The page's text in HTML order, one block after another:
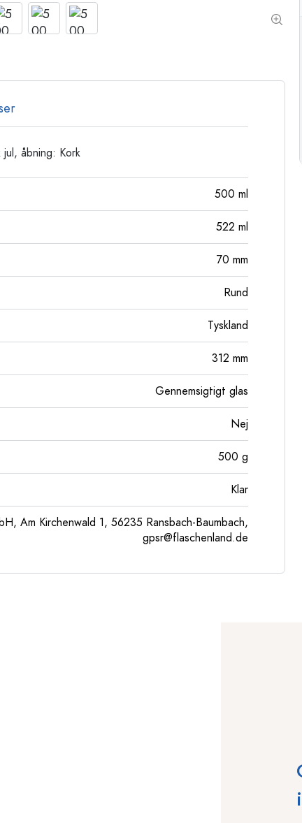
åbning: Kork
500 ml
522 ml
70 mm
Rund
Tyskland
312 mm
Gennemsigtigt glas
Nej
500 g
Klar
Am Kirchenwald 1, 56235 Ransbach-Baumbach,
gpsr@flaschenland.de